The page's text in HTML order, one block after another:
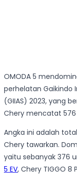
OMODA 5
perhelatan Gaikindo
(GIIAS) 2023, yang
Chery mencatat 576
Angka ini adalah
Chery tawarkan.
yaitu sebanyak 376
5 EV, Chery TIGGO 8